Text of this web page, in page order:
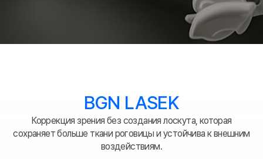
BGN LASEK
Коррекция зрения без создания лоскута, которая
сохраняет больше ткани роговицыи устойчива к внешним
воздействиям.